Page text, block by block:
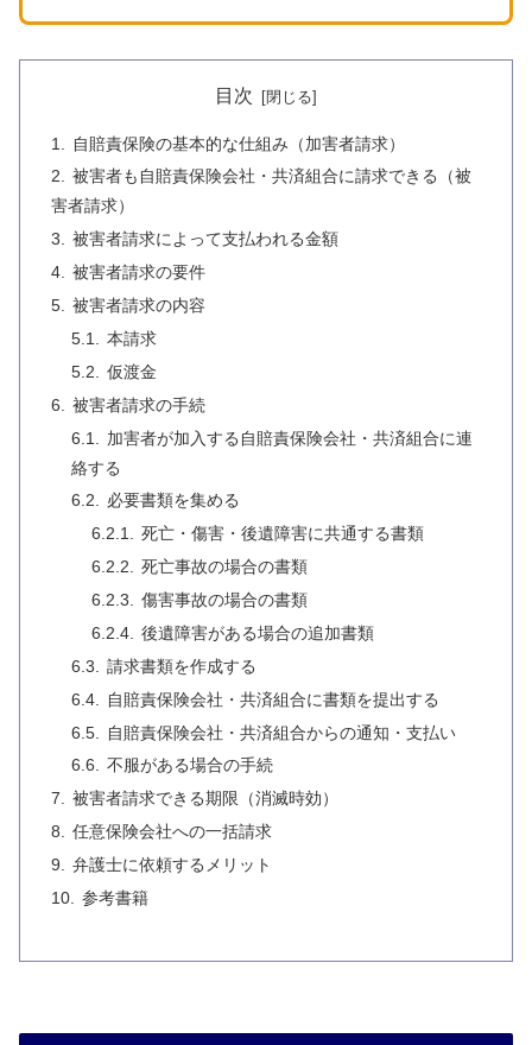
目次
自賠責保険の基本的な仕組み（加害者請求）
被害者も自賠責保険会社・共済組合に請求できる（被
害者請求）
被害者請求によって支払われる金額
被害者請求の要件
被害者請求の内容
本請求
仮渡金
被害者請求の手続
加害者が加入する自賠責保険会社・共済組合に連
絡する
必要書類を集める
死亡・傷害・後遺障害に共通する書類
死亡事故の場合の書類
傷害事故の場合の書類
後遺障害がある場合の追加書類
請求書類を作成する
自賠責保険会社・共済組合に書類を提出する
自賠責保険会社・共済組合からの通知・支払い
不服がある場合の手続
被害者請求できる期限（消滅時効）
任意保険会社への一括請求
弁護士に依頼するメリット
参考書籍